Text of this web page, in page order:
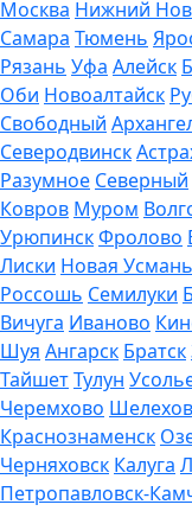
Москва Нижний
Самара Тюмень
Рязань Уфа Алейск
Оби Новоалтайск
Свободный
Северодвинск
Разумное Северный
Ковров Муром
УрюпинскФролово
Лиски Новая Усмань
Россошь Семилуки
Вичуга Иваново
Шуя Ангарск Братск
ТайшетТулун
Черемхово Шелехов
Краснознаменск
Черняховск Калуга
Петропавловск-